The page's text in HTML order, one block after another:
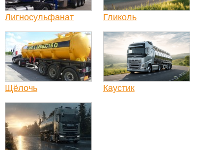
Лигносульфанат Гликоль
Щёлочь Каустик